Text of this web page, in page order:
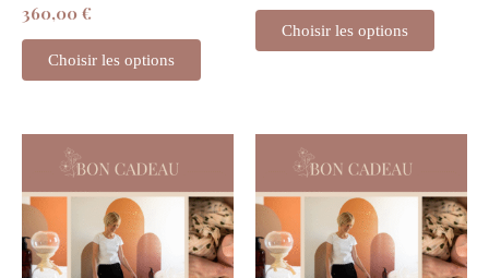
360,00 €
Choisir les options
Choisir les options
220,00 €
à
360,00 €
a
plusieurs
variations.